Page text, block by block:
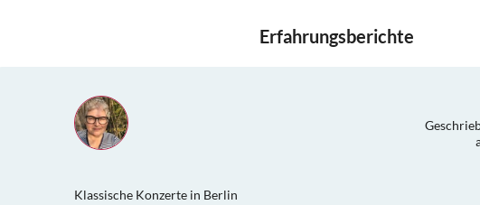
Erfahrungsberichte
Klassische Konzerte in Berlin